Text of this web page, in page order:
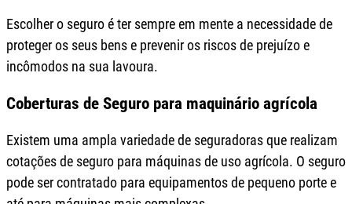
Escolher o seguro é ter sempre em mente a necessidade de
proteger os seus bens e prevenir os riscos de prejuízo e
incômodos na sua lavoura.
Coberturas de Seguro para maquinário agrícola
Existem uma ampla variedade de seguradoras que realizam
cotações de seguro para máquinas de uso agrícola. O seguro
pode ser contratado para equipamentos de pequeno porte e